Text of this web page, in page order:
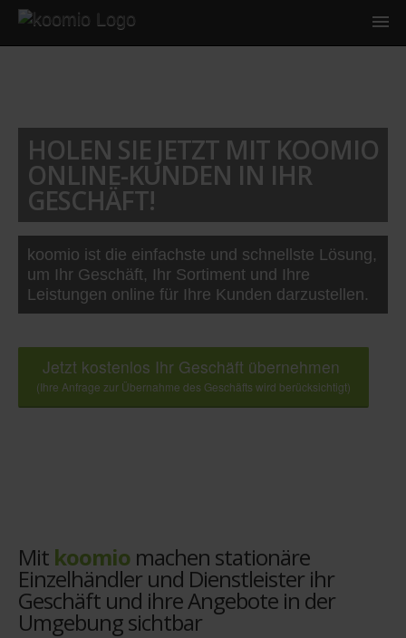
HOLEN SIE JETZT MIT KOOMIO
ONLINE-KUNDEN IN IHR
GESCHÄFT!
koomio ist die einfachste und schnellste Lösung,
um Ihr Geschäft, Ihr Sortiment und Ihre
Leistungen online für Ihre Kunden darzustellen.
Jetzt kostenlos Ihr Geschäft übernehmen
(Ihre Anfrage zur Übernahme des Geschäfts wird berücksichtigt)
Mit koomio machen stationäre
Einzelhändler und Dienstleister ihr
Geschäft und ihre Angebote in der
Umgebung sichtbar